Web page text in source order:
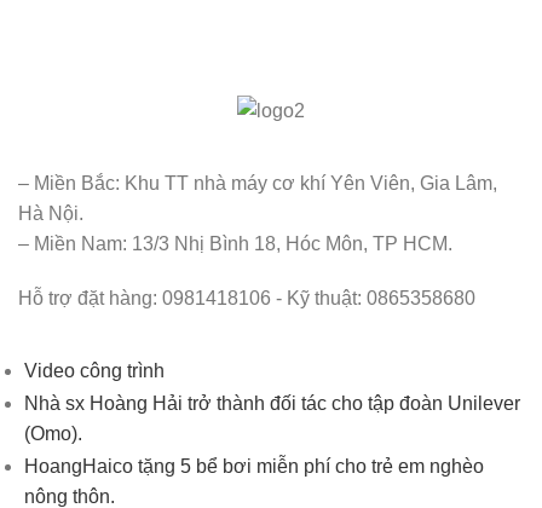
– Miền Bắc: Khu TT nhà máy cơ khí Yên Viên, Gia Lâm,
Hà Nội.
– Miền Nam: 13/3 Nhị Bình 18, Hóc Môn, TP HCM.
Hỗ trợ đặt hàng: 0981418106 - Kỹ thuật: 0865358680
Video công trình
Nhà sx Hoàng Hải trở thành đối tác cho tập đoàn Unilever
(Omo).
HoangHaico tặng 5 bể bơi miễn phí cho trẻ em nghèo
nông thôn.